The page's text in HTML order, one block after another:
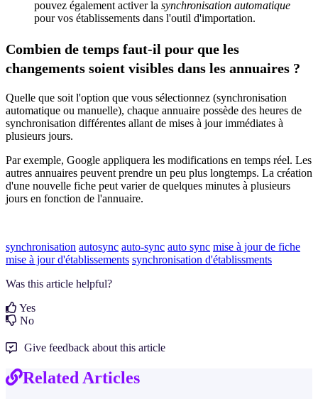
pouvez également activer la synchronisation automatique
pour vos établissements dans l'outil d'importation‍.
Combien de temps faut-il pour que les
changements soient visibles dans les annuaires ?
Quelle que soit l'option que vous sélectionnez (synchronisation
automatique ou manuelle), chaque annuaire possède des heures de
synchronisation différentes allant de mises à jour immédiates à
plusieurs jours.
Par exemple, Google appliquera les modifications en temps réel. Les
autres annuaires peuvent prendre un peu plus longtemps. La création
d'une nouvelle fiche peut varier de quelques minutes à plusieurs
jours en fonction de l'annuaire.
synchronisation autosync auto-sync auto sync mise à jour de fiche
mise à jour d'établissements synchronisation d'établissments
Was this article helpful?
Yes
No
Give feedback about this article
Related Articles